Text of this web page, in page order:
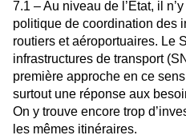
7.1 – Au niveau de l’Etat, il
politique de coordination des
routiers et aéroportuaires. Le
infrastructures de transport
première approche en ce
surtout une réponse aux
On y trouve encore trop
les mêmes itinéraires.